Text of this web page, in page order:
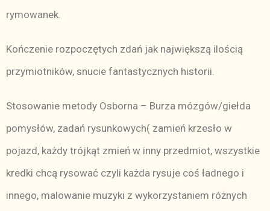
rymowanek.
Kończenie rozpoczętych zdań jak największą ilością
przymiotników, snucie fantastycznych historii.
Stosowanie metody Osborna – Burza mózgów/giełda
pomysłów, zadań rysunkowych( zamień krzesło w
pojazd, każdy trójkąt zmień w inny przedmiot, wszystkie
kredki chcą rysować czyli każda rysuje coś ładnego i
innego, malowanie muzyki z wykorzystaniem różnych